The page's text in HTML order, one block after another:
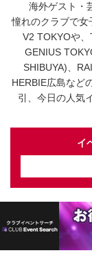
海外ゲスト・
憧れのクラブで女
V2 TOKYOや、
GENIUS
SHIBUYA)、
HERBIE広島など
引、今日の人気
イ